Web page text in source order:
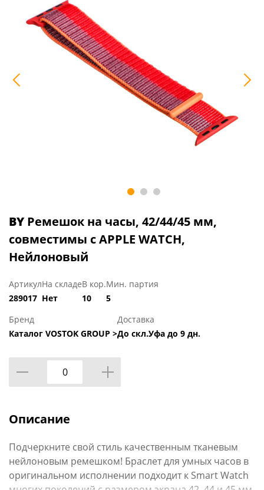
BY Ремешок на часы, 42/44/45 мм,
совместимы с APPLE WATCH,
Нейлоновый
Артикул
289017
На складе
Нет
В кор.
10
Мин. партия
5
Бренд
Каталог VOSTOK GROUP >
Доставка
До скл.Уфа до 9 дн.
Описание
Подчеркните свой стиль качественным тканевым
нейлоновым ремешком! Браслет для умных часов в
оригинальном исполнении подходит к Smart Watch